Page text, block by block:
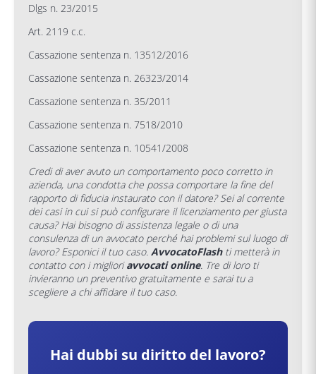
Dlgs n. 23/2015
Art. 2119 c.c.
Cassazione sentenza n. 13512/2016
Cassazione sentenza n. 26323/2014
Cassazione sentenza n. 35/2011
Cassazione sentenza n. 7518/2010
Cassazione sentenza n. 10541/2008
Credi di aver avuto un comportamento poco corretto in
azienda, una condotta che possa comportare la fine del
rapporto di fiducia instaurato con il datore? Sei al corrente
dei casi in cui si può configurare il licenziamento per giusta
causa? Hai bisogno di assistenza legale o di una
consulenza di un avvocato perché hai problemi sul luogo di
lavoro? Esponici il tuo caso. AvvocatoFlashti metterà in
contatto con i miglioriavvocati online. Tre di loro ti
invieranno un preventivo gratuitamente e sarai tu a
scegliere a chi affidare il tuo caso.
Hai dubbi su diritto del lavoro?